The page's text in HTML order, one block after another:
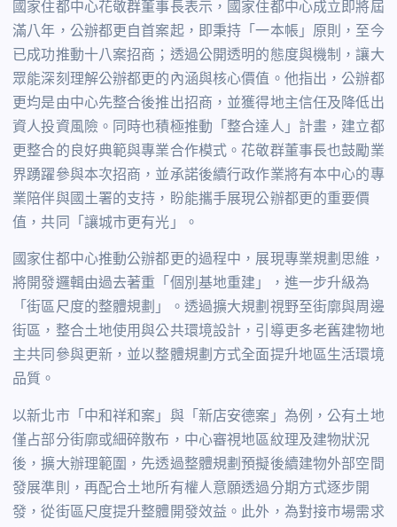
國家住都中心花敬群董事長表示，國家住都中心成立即將屆
滿八年，公辦都更自首案起，即秉持「一本帳」原則，至今
已成功推動十八案招商；透過公開透明的態度與機制，讓大
眾能深刻理解公辦都更的內涵與核心價值。他指出，公辦都
更均是由中心先整合後推出招商，並獲得地主信任及降低出
資人投資風險。同時也積極推動「整合達人」計畫，建立都
更整合的良好典範與專業合作模式。花敬群董事長也鼓勵業
界踴躍參與本次招商，並承諾後續行政作業將有本中心的專
業陪伴與國土署的支持，盼能攜手展現公辦都更的重要價
值，共同「讓城市更有光」。
國家住都中心推動公辦都更的過程中，展現專業規劃思維，
將開發邏輯由過去著重「個別基地重建」，進一步升級為
「街區尺度的整體規劃」。透過擴大規劃視野至街廓與周邊
街區，整合土地使用與公共環境設計，引導更多老舊建物地
主共同參與更新，並以整體規劃方式全面提升地區生活環境
品質。
以新北市「中和祥和案」與「新店安德案」為例，公有土地
僅占部分街廓或細碎散布，中心審視地區紋理及建物狀況
後，擴大辦理範圍，先透過整體規劃預擬後續建物外部空間
發展準則，再配合土地所有權人意願透過分期方式逐步開
發，從街區尺度提升整體開發效益。此外，為對接市場需求